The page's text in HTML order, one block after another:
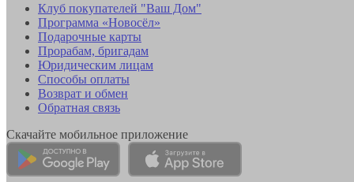
Клуб покупателей "Ваш Дом"
Программа «Новосёл»
Подарочные карты
Прорабам, бригадам
Юридическим лицам
Способы оплаты
Возврат и обмен
Обратная связь
Скачайте мобильное приложение